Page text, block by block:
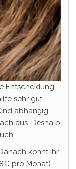
Entscheidung
sehr gut
abhängig
aus. Deshalb
könnt ihr
pro Monat)